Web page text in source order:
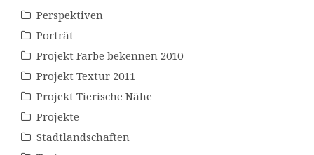
Perspektiven
Porträt
Projekt Farbe bekennen 2010
Projekt Textur 2011
Projekt Tierische Nähe
Projekte
Stadtlandschaften